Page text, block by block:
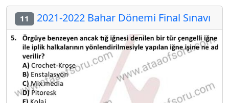
11 2021-2022 Bahar Dönemi Final Sınavı